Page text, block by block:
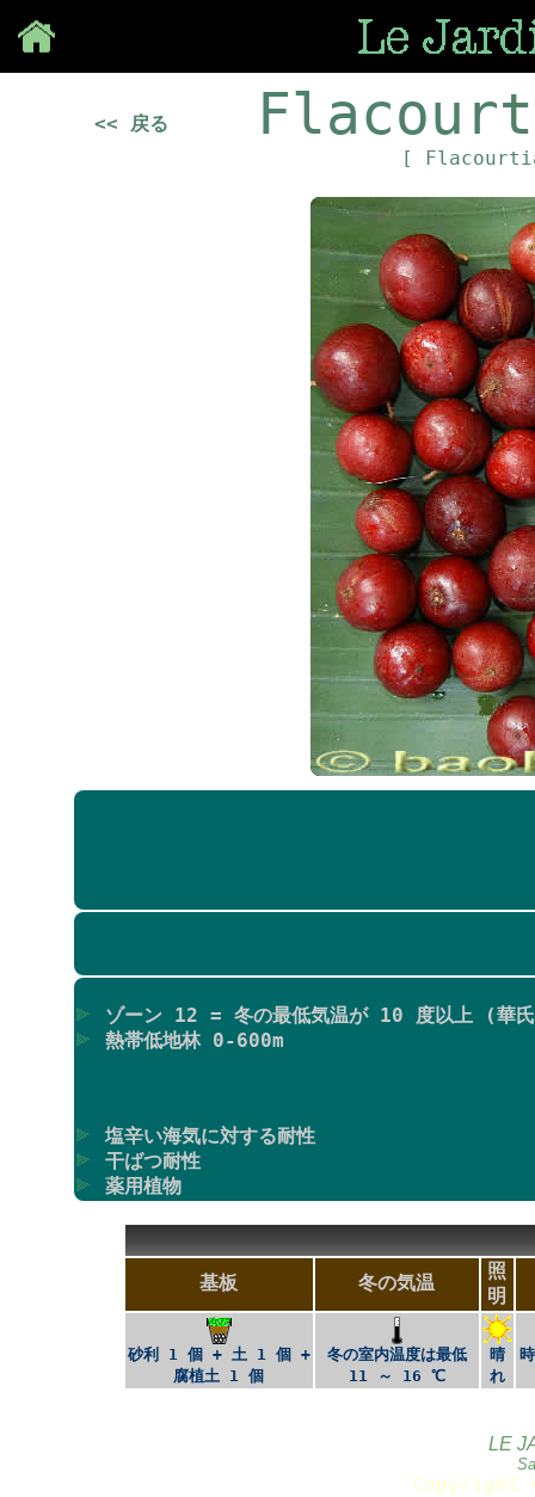
<< 戻る
[
ゾーン 12 = 冬の最低気温が 10 度以上 (華
熱帯低地林 0-600m
塩辛い海気に対する耐性
干ばつ耐性
薬用植物
基板 冬の気温
照
明
砂利 1 個 + 土 1 個 +
腐植土 1 個
冬の室内温度は最低
11 ～ 16 ℃
晴
れ
LE
Copyright